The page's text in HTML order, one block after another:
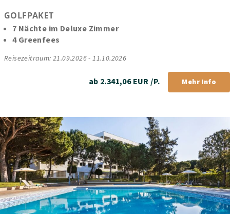
GOLFPAKET
7 Nächte im Deluxe Zimmer
4 Greenfees
Reisezeitraum: 21.09.2026 - 11.10.2026
ab 2.341,06 EUR /P. Mehr Info